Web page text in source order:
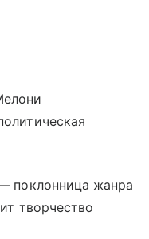
поклонница жанра
творчество